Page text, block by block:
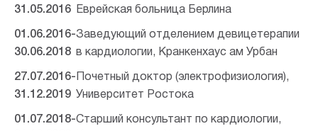
31.05.2016
Еврейская больница Берлина
01.06.2016-
30.06.2018
Заведующий отделением девицетерапии
в кардиологии, Кранкенхаус ам Урбан
27.07.2016-
31.12.2019
Почетный доктор (электрофизиология),
Университет Ростока
01.07.2018-Старший консультант по кардиологии,